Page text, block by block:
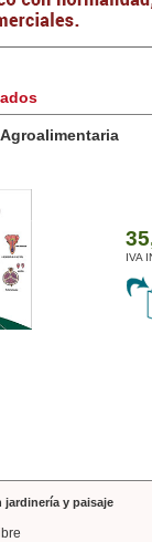
IVA
jardinería y paisaje